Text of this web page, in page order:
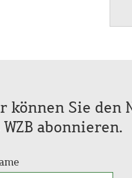
können Sie den
WZB abonnieren.